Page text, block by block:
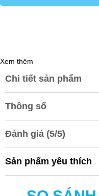
3 LÕI LỌC THÔ
Loại bỏ Clo, clorine, chất
lớn hơn 1 micron.
Xem thêm
Chi tiết sản phẩm
Thông số
Đánh giá (5/5)
Sản phẩm yêu thích